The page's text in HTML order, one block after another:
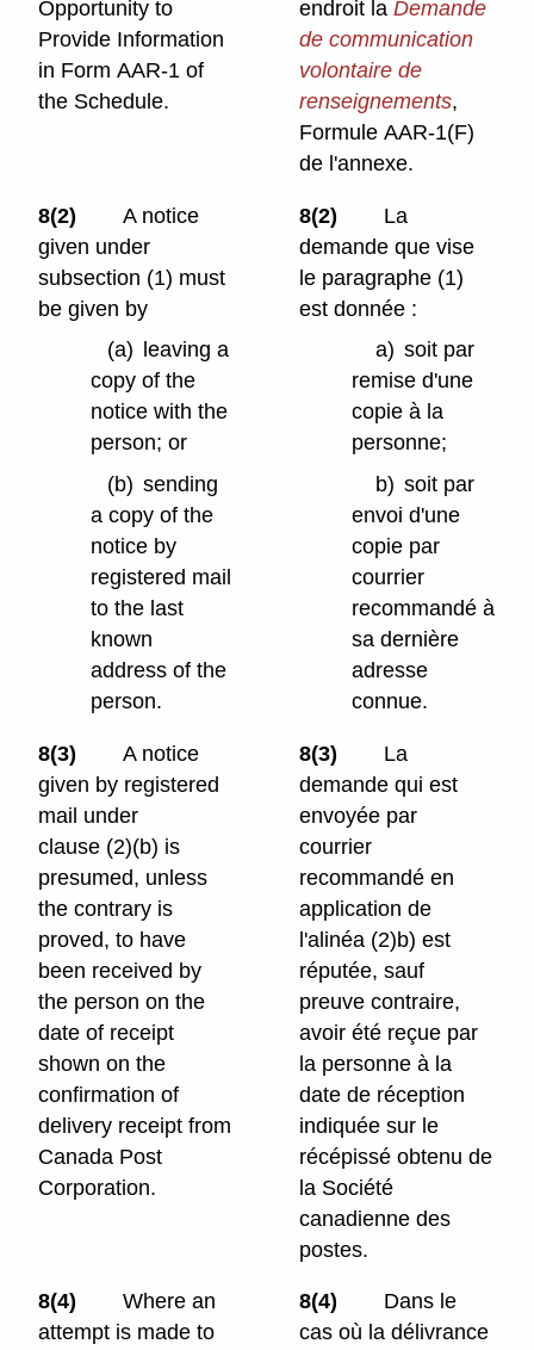
Opportunity to
Provide Information
in Form AAR-1 of
the Schedule.
endroit laDemande
de communication
volontaire de
renseignements,
Formule AAR-1(F)
de l'annexe.
8(2)
A notice
given under
subsection (1) must
be given by
(a)
leaving a
copy of the
notice with the
person; or
(b) sending
a copy of the
notice by
registered mail
to the last
known
address of the
person.
8(2)
La
demande que vise
le paragraphe (1)
est donnée :
a) soit par
remise d'une
copie à la
personne;
b) soit par
envoi d'une
copie par
courrier
recommandé à
sa dernière
adresse
connue.
8(3)
A notice
given by registered
mail under
clause (2)⁠(b) is
presumed, unless
the contrary is
proved, to have
been received by
the person on the
date of receipt
shown on the
confirmation of
delivery receipt from
Canada Post
Corporation.
8(3)
La
demande qui est
envoyée par
courrier
recommandé en
application de
l'alinéa (2)b) est
réputée, sauf
preuve contraire,
avoir été reçue par
la personne à la
date de réception
indiquée sur le
récépissé obtenu de
la Société
canadienne des
postes.
8(4)
Where an
attempt is made to
8(4)
Dans le
cas où la délivrance